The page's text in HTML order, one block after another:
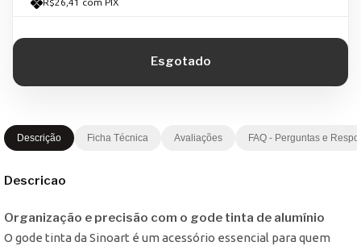
R$26,41 com PIX
Descrição Ficha Técnica Avaliações FAQ - Perguntas e
Descricao
Organização e precisão com o gode tinta de alumínio
O gode tinta da Sinoart é um acessório essencial para quem